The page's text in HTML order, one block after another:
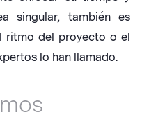
singular, también es
ritmo del proyecto o el
lo han llamado.